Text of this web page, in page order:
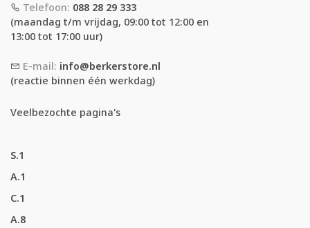
Telefoon: 088 28 29 333
(maandag t/m vrijdag, 09:00 tot 12:00 en
13:00 tot 17:00 uur)
E-mail: info@berkerstore.nl
(reactie binnen één werkdag)
Veelbezochte pagina's
S.1
A.1
C.1
A.8